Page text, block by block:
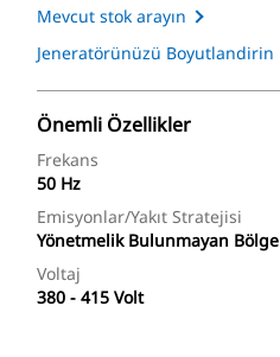
Mevcut stok arayın
Jeneratörünüzü Boyutlandirin
Önemli Özellikler
Frekans
50 Hz
Emisyonlar/Yakıt Stratejisi
Yönetmelik Bulunmayan Bölge
Voltaj
380 - 415 Volt